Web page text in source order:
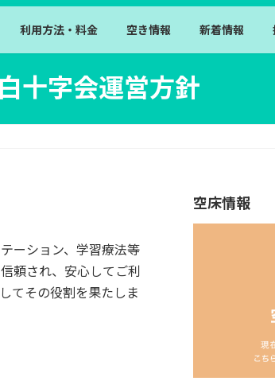
利用方法・料金 空き情報 新着情報
十字会運営方針
ーション、学習療法等
頼され、安心してご利
てその役割を果たしま
空床情報